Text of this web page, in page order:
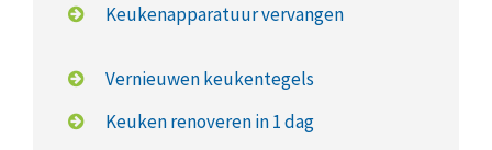
Keukenapparatuur vervangen
Vernieuwen keukentegels
Keuken renoveren in 1 dag